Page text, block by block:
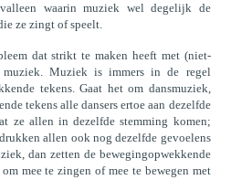
waarin muziek wel degelijk de
ze zingt of speelt.
dat strikt te maken heeft met (niet-
muziek. Muziek is immers in de regel
tekens. Gaat het om dansmuziek,
tekens alle dansers ertoe aan dezelfde
ze allen in dezelfde stemming komen;
allen ook nog dezelfde gevoelens
dan zetten de bewegingopwekkende
mee te zingen of mee te bewegen met